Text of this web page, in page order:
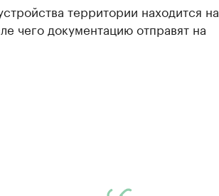
территории находится на
чего документацию отправят на